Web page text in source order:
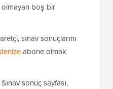
olmayan boş bir
sınav sonuçlarını
abone olmak
sonuç sayfası,